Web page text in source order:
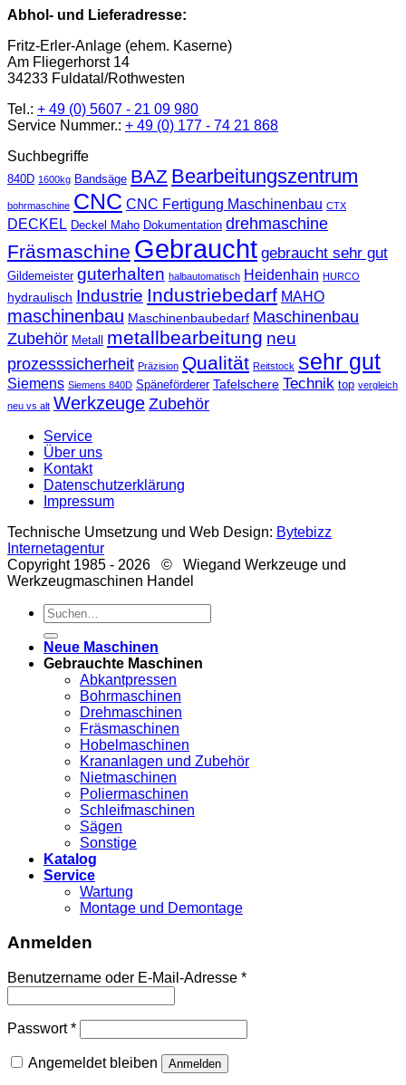
Abhol- und Lieferadresse:
Fritz-Erler-Anlage (ehem. Kaserne)
Am Fliegerhorst 14
34233 Fuldatal/Rothwesten
Tel.: + 49 (0) 5607 - 21 09 980
Service Nummer.: + 49 (0) 177 - 74 21 868
Suchbegriffe
840D 1600kg Bandsäge BAZ Bearbeitungszentrum
bohrmaschine CNC CNC Fertigung Maschinenbau CTX
DECKEL Deckel Maho Dokumentation drehmaschine
Fräsmaschine Gebraucht gebraucht sehr gut
Gildemeister guterhalten halbautomatisch Heidenhain HURCO
hydraulisch Industrie Industriebedarf MAHO
maschinenbau Maschinenbaubedarf Maschinenbau
Zubehör Metall metallbearbeitung neu
prozesssicherheit Präzision Qualität Reitstock sehr gut
Siemens Siemens 840D Späneförderer Tafelschere Technik top vergleich
neu vs alt Werkzeuge Zubehör
Service
Über uns
Kontakt
Datenschutzerklärung
Impressum
Technische Umsetzung und Web Design: Bytebizz
Internetagentur
Copyright 1985 - 2026 © Wiegand Werkzeuge und
Werkzeugmaschinen Handel
Suche
nach:
Neue Maschinen
Gebrauchte Maschinen
Abkantpressen
Bohrmaschinen
Drehmaschinen
Fräsmaschinen
Hobelmaschinen
Krananlagen und Zubehör
Nietmaschinen
Poliermaschinen
Schleifmaschinen
Sägen
Sonstige
Katalog
Service
Wartung
Montage und Demontage
Anmelden
Benutzername oder E-Mail-Adresse *
Passwort*
Angemeldet bleiben Anmelden